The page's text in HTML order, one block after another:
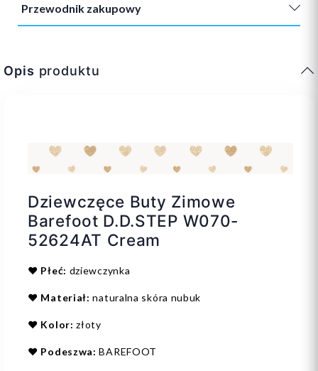
Przewodnik zakupowy
Opis produktu
Dziewczęce Buty Zimowe
Barefoot D.D.STEP W070-
52624AT Cream
❤️ Płeć: dziewczynka
❤️ Materiał: naturalna skóra nubuk
❤️ Kolor:złoty
❤️ Podeszwa:BAREFOOT